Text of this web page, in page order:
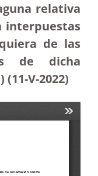
relativa
interpuestas
de las
de dicha
V-2022)